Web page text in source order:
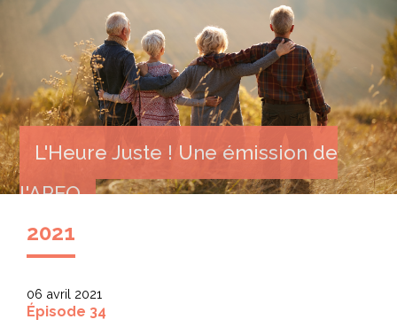
L'Heure Juste ! Une émission de
l'AREQ
2021
06 avril 2021
Épisode 34